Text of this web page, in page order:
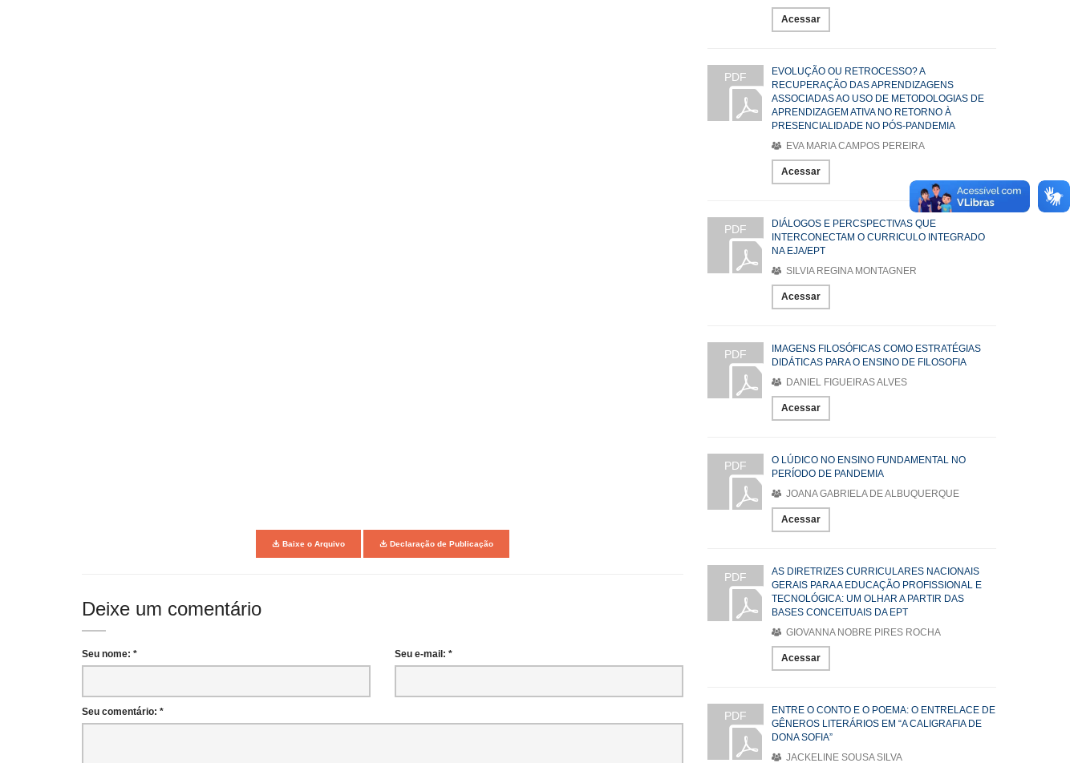
Baixe o Arquivo Declaração de Publicação
Deixe um comentário
Seu nome: * Seu e-mail: *
Seu comentário: *
Acessar
PDF
EVOLUÇÃO OU RETROCESSO? A
RECUPERAÇÃO DAS APRENDIZAGENS
ASSOCIADAS AO USO DE METODOLOGIAS DE
APRENDIZAGEM ATIVA NO RETORNO À
PRESENCIALIDADE NO PÓS-PANDEMIA
EVA MARIA CAMPOS PEREIRA
Acessar
PDF
DIÁLOGOS E PERCSPECTIVAS QUE
INTERCONECTAM O CURRICULO INTEGRADO
NA EJA/EPT
SILVIA REGINA MONTAGNER
Acessar
PDF
IMAGENS FILOSÓFICAS COMO ESTRATÉGIAS
DIDÁTICAS PARA O ENSINO DE FILOSOFIA
DANIEL FIGUEIRAS ALVES
Acessar
PDF
O LÚDICO NO ENSINO FUNDAMENTAL NO
PERÍODO DE PANDEMIA
JOANA GABRIELA DE ALBUQUERQUE
Acessar
PDF
AS DIRETRIZES CURRICULARES NACIONAIS
GERAIS PARA A EDUCAÇÃO PROFISSIONAL E
TECNOLÓGICA: UM OLHAR A PARTIR DAS
BASES CONCEITUAIS DA EPT
GIOVANNA NOBRE PIRES ROCHA
Acessar
PDF
ENTRE O CONTO E O POEMA: O ENTRELACE DE
GÊNEROS LITERÁRIOS EM “A CALIGRAFIA DE
DONA SOFIA”
JACKELINE SOUSA SILVA